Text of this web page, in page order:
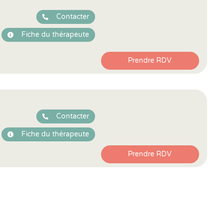
Contacter
Fiche du thérapeute
Prendre RDV
Contacter
Fiche du thérapeute
Prendre RDV